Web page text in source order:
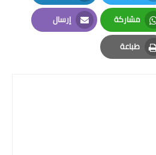
Twitter
LinkedIn
مشاركة
Whatsapp
إرسال
Email
طباعة
Print